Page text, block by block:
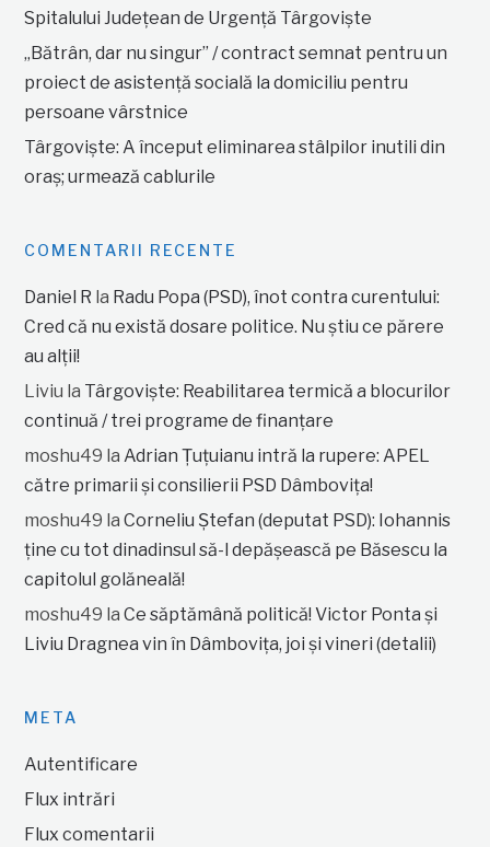
Spitalului Județean de Urgență Târgoviște
„Bătrân, dar nu singur” / contract semnat pentru un
proiect de asistență socială la domiciliu pentru
persoane vârstnice
Târgoviște: A început eliminarea stâlpilor inutili din
oraș; urmează cablurile
COMENTARII RECENTE
Daniel R la Radu Popa (PSD), înot contra curentului:
Cred că nu există dosare politice. Nu știu ce părere
au alții!
Liviu la Târgoviște: Reabilitarea termică a blocurilor
continuă / trei programe de finanțare
moshu49 la Adrian Țuțuianu intră la rupere: APEL
către primarii și consilierii PSD Dâmbovița!
moshu49 laCorneliu Ștefan (deputat PSD): Iohannis
ține cu tot dinadinsul să-l depășească pe Băsescu la
capitolul golăneală!
moshu49 laCe săptămână politică! Victor Ponta și
Liviu Dragnea vin în Dâmbovița, joi și vineri (detalii)
META
Autentificare
Flux intrări
Flux comentarii